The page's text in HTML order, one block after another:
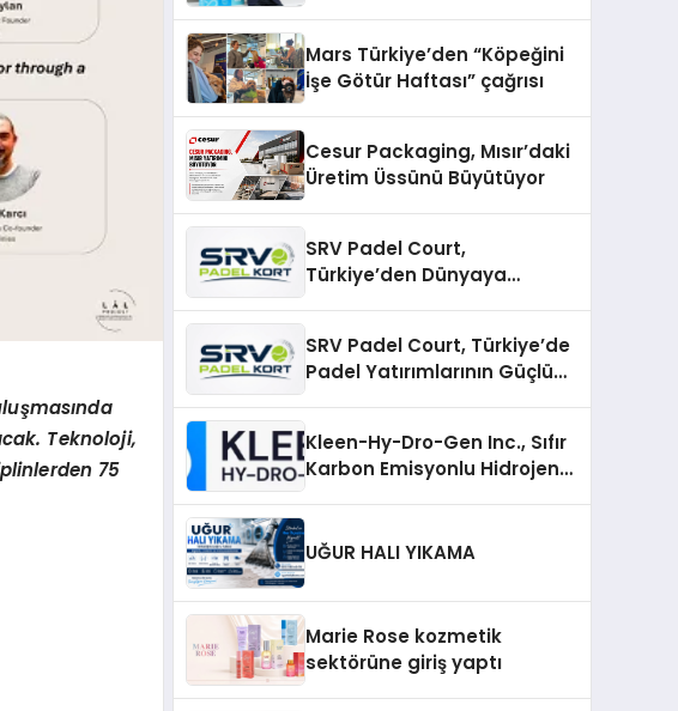
Teknoloji,
75
Mars Türkiye’den “Köpeğini
İşe Götür Haftası” çağrısı
Cesur Packaging, Mısır’daki
Üretim Üssünü Büyütüyor
SRV Padel Court,
Türkiye’den Dünyaya
SRV Padel Court, Türkiye’de
Padel Yatırımlarının Güçlü
Kleen-Hy-Dro-Gen Inc., Sıfır
Karbon Emisyonlu Hidrojen
Aldı
UĞUR HALI YIKAMA
Marie Rose kozmetik
sektörüne giriş yaptı